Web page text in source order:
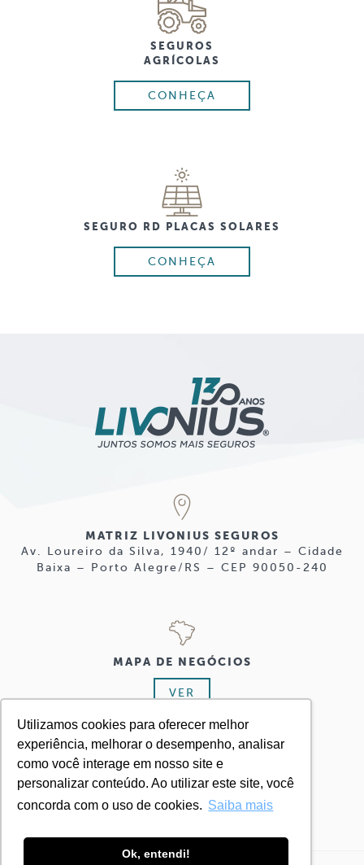
Utilizamos cookies para oferecer melhor
experiência, melhorar o desempenho, analisar
como você interage em nosso site e
personalizar conteúdo. Ao utilizar este site, você
concorda com o uso de cookies. Saiba mais
Ok, entendi!
SEGUROS
AGRÍCOLAS
CONHEÇA
SEGURO RD PLACAS SOLARES
CONHEÇA
MATRIZ LIVONIUS SEGUROS
Av. Loureiro da Silva, 1940/ 12º andar – Cidade
Baixa – Porto Alegre/RS – CEP 90050-240
MAPA DE NEGÓCIOS
VER